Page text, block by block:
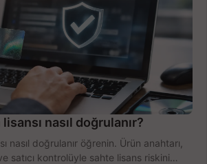
nasıl doğrulanır?
nasıl doğrulanır öğrenin. Ürün anahtarı,
satıcı kontrolüyle sahte lisans riskini